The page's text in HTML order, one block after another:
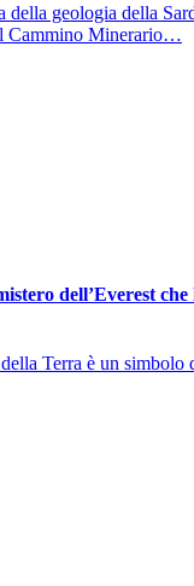
della geologia della
Cammino Minerario…
dell’Everest che
Terra è un simbolo